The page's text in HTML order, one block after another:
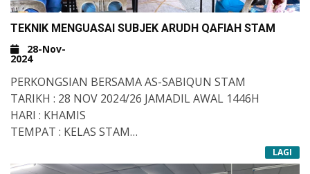
TEKNIK MENGUASAI SUBJEK ARUDH QAFIAH STAM
28-Nov-
2024
PERKONGSIAN BERSAMA AS-SABIQUN STAM
TARIKH : 28 NOV 2024/26 JAMADIL AWAL 1446H
HARI : KHAMIS
TEMPAT : KELAS STAM
LAGI